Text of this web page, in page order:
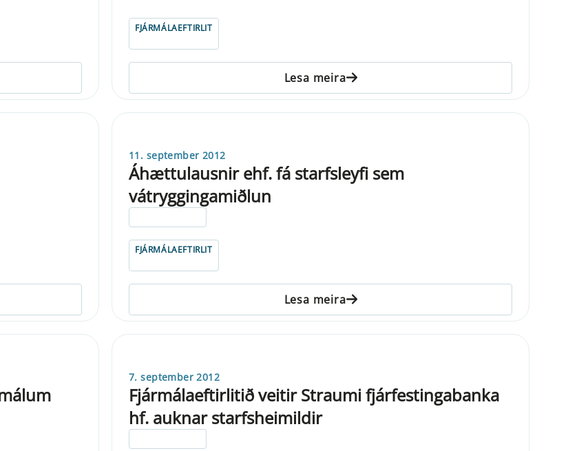
FJÁRMÁLAEFTIRLIT
Lesa meira
11. september 2012
Áhættulausnir ehf. fá starfsleyfi sem
vátryggingamiðlun
FJÁRMÁLAEFTIRLIT
Lesa meira
7. september 2012
Fjármálaeftirlitið veitir Straumi fjárfestingabanka
hf. auknar starfsheimildir